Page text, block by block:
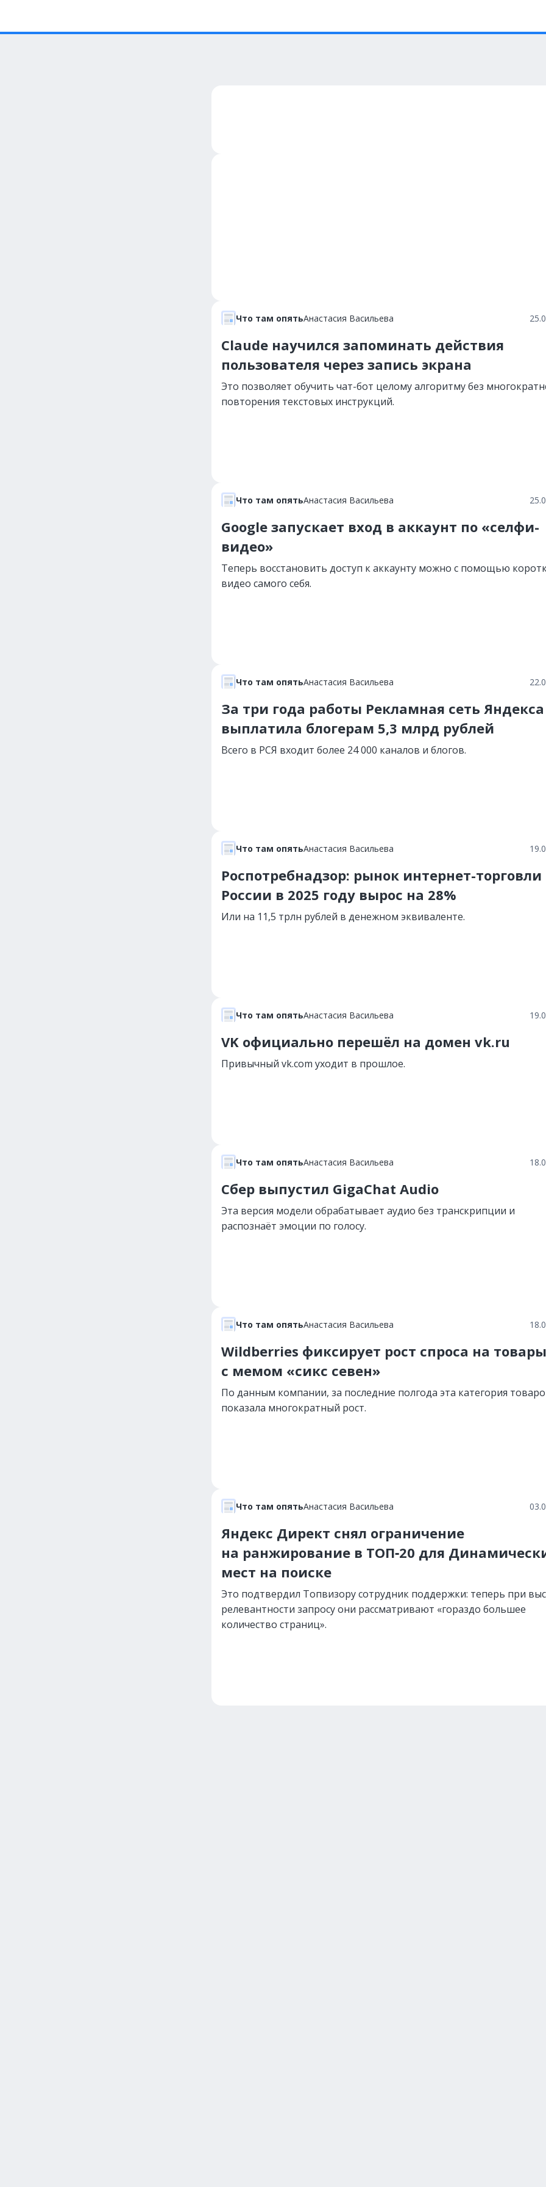
Что там опятьАнастасия Васильева
Claude научился запоминать действия
пользователя через запись экрана
Это позволяет обучить чат-бот целому алгоритму без
повторения текстовых инструкций.
Что там опятьАнастасия Васильева
Google запускает вход в аккаунт по «селфи-
видео»
Теперь восстановить доступ к аккаунту можно с помощью
видео самого себя.
Что там опятьАнастасия Васильева
За три года работы Рекламная сеть Яндекса
выплатила блогерам 5,3 млрд рублей
Всего в РСЯ входит более 24 000 каналов и блогов.
Что там опятьАнастасия Васильева
Роспотребнадзор: рынок интернет-торговли
России в 2025 году вырос на 28%
Или на 11,5 трлн рублей в денежном эквиваленте.
Что там опятьАнастасия Васильева
VK официально перешёл на домен vk.ru
Привычный vk.com уходит в прошлое.
Что там опятьАнастасия Васильева
Сбер выпустил GigaChat Audio
Эта версия модели обрабатывает аудио без транскрипции и
распознаёт эмоции по голосу.
Что там опятьАнастасия Васильева
Wildberries фиксирует рост спроса на товары
с мемом «сикс севен»
По данным компании, за последние полгода эта категория
показала многократный рост.
Что там опятьАнастасия Васильева
Яндекс Директ снял ограничение
на ранжирование в ТОП‑20 для
мест на поиске
Это подтвердил Топвизору сотрудник поддержки: теперь при
релевантности запросу они рассматривают «гораздо большее
количество страниц».